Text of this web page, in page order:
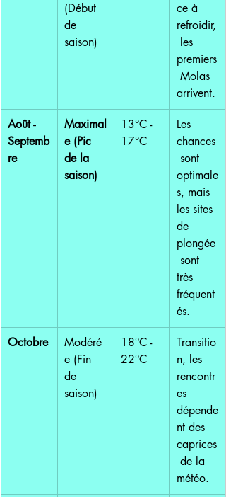
(Début
de
saison)
ce à
refroidir,
les
premiers
Molas
arrivent.
Août -
Septemb
re
Maximal
e (Pic
de la
saison)
13°C -
17°C
Les
chances
sont
optimale
s, mais
les sites
de
plongée
sont
très
fréquent
és.
Octobre
Modéré
e (Fin
de
saison)
18°C -
22°C
Transitio
n, les
rencontr
es
dépende
nt des
caprices
de la
météo.